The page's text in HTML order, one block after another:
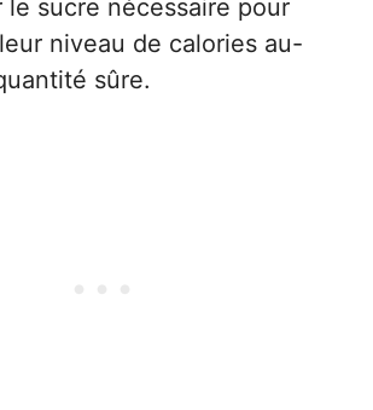
sucre nécessaire pour
niveau de calories au-
sûre.